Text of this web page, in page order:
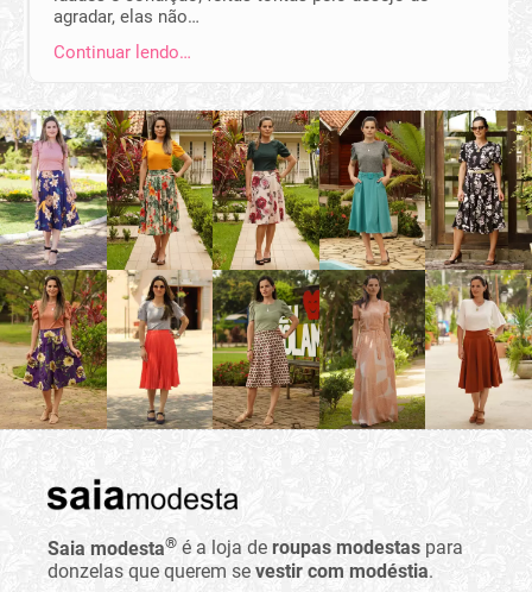
agradar, elas não…
Continuar lendo…
Saia modesta® é a loja de roupas modestas para
donzelas que querem se vestir com modéstia.